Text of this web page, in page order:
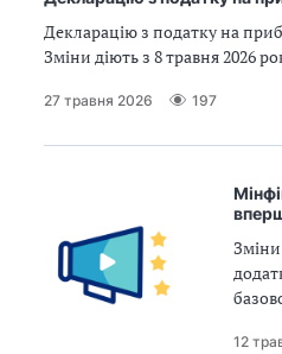
Декларацію з податку на
Зміни діють з 8 травня 2026
27 травня 2026 197
12